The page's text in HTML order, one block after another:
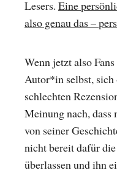
Lesers. Eine
also genau das –
Wenn jetzt also
Autor*in selbst,
schlechten
Meinung nach, dass
von seiner
nicht bereit dafür
überlassen und ihn